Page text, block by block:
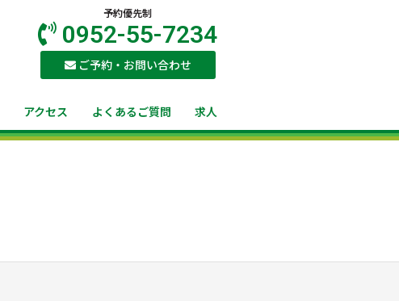
予約優先制
0952-55-7234
ご予約・お問い合わせ
アクセス よくあるご質問 求人